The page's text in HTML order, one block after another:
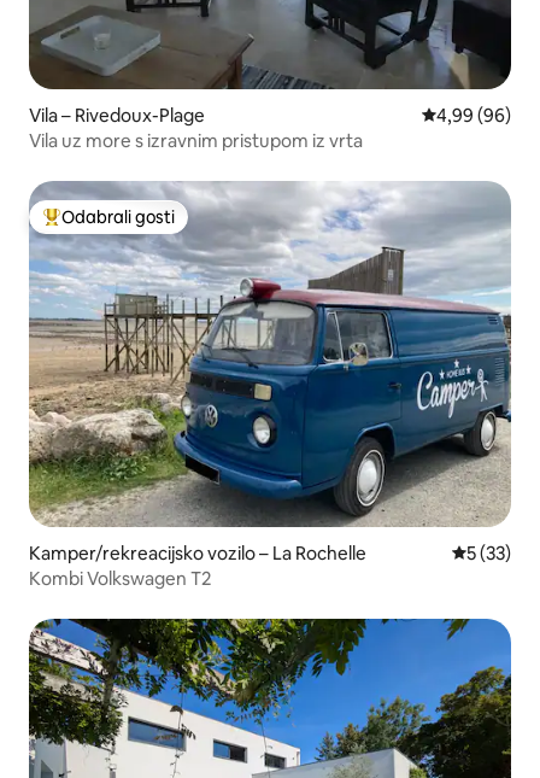
Vila – Rivedoux-Plage Prosječna
4,99 (96)
Vila uz more s izravnim pristupom iz vrta
Među najviše rangiranima s oznakom „Odabrali gosti”
Odabrali gosti
Kamper/rekreacijsko vozilo – La Rochelle Prosječna
5 (33)
Kombi Volkswagen T2